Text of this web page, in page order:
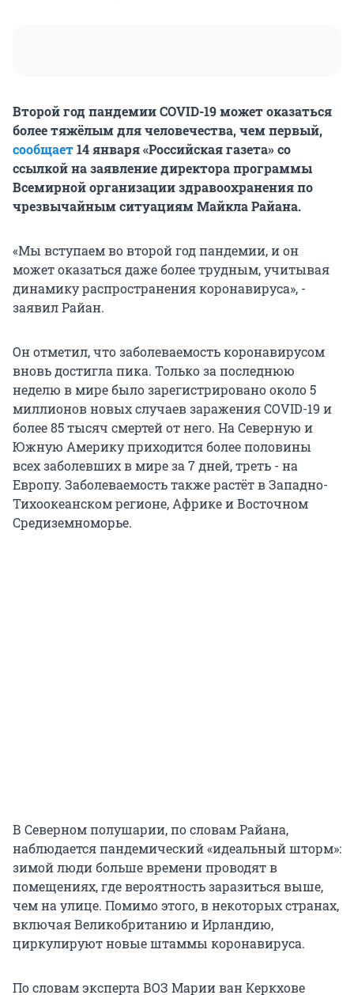
Второй год пандемии COVID-19 может оказаться
более тяжёлым для человечества, чем первый,
сообщает14 января «Российская газета» со
ссылкой на заявление директора программы
Всемирной организации здравоохранения по
чрезвычайным ситуациям Майкла Райана.
«Мы вступаем во второй год пандемии, и он
может оказаться даже более трудным, учитывая
динамику распространения коронавируса», -
заявил Райан.
Он отметил, что заболеваемость коронавирусом
вновь достигла пика. Только за последнюю
неделю в мире было зарегистрировано около 5
миллионов новых случаев заражения COVID-19 и
более 85 тысяч смертей от него. На Северную и
Южную Америку приходится более половины
всех заболевших в мире за 7 дней, треть - на
Европу. Заболеваемость также растёт в Западно-
Тихоокеанском регионе, Африке и Восточном
Средиземноморье.
В Северном полушарии, по словам Райана,
наблюдается пандемический «идеальный шторм»:
зимой люди больше времени проводят в
помещениях, где вероятность заразиться выше,
чем на улице. Помимо этого, в некоторых странах,
включая Великобританию и Ирландию,
циркулируют новые штаммы коронавируса.
По словам эксперта ВОЗ Марии ван Керкхове